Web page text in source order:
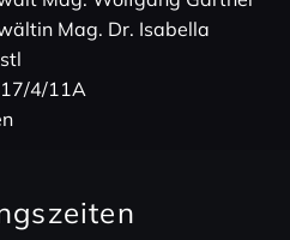
Mag. Dr. Isabella
4/11A